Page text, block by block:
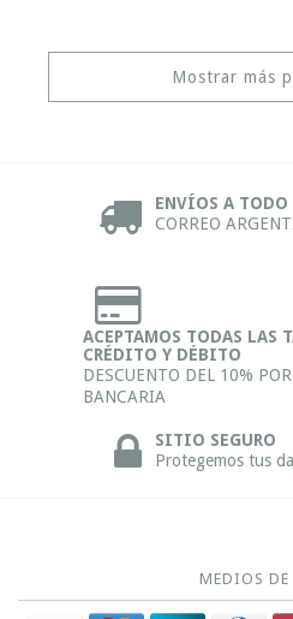
Mostrar más
ENVÍOS A TODO
CORREO
ACEPTAMOS TODAS LAS
CRÉDITO Y DÉBITO
DESCUENTO DEL 10%
BANCARIA
SITIO SEGURO
Protegemos tus
MEDIOS DE